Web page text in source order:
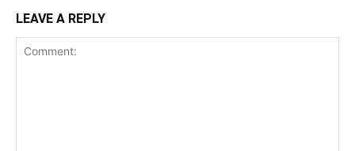
LEAVE A REPLY